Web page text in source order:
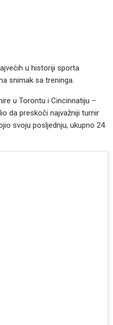
u historiji sporta
snimak sa treninga.
u Torontu i Cincinnatiju –
da preskoči najvažniji turnir
svoju posljednju, ukupno 24.